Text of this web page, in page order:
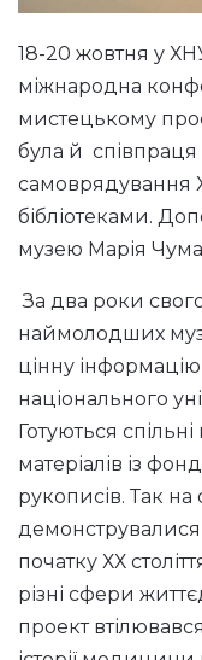
18-20 жовтня у
міжнародна
мистецькому
була й
самоврядування
бібліотеками.
музею Марія
За два роки
наймолодших
цінну
національного
Готуються
матеріалів із
рукописів. Так на
демонструвалися
початку ХХ
різні сфери
проект